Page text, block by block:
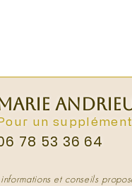
un
78 53 36 64
et conseils